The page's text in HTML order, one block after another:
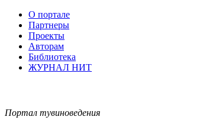
О портале
Партнеры
Проекты
Авторам
Библиотека
ЖУРНАЛ НИТ
Портал тувиноведения